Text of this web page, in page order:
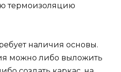
термоизоляцию
наличия основы.
можно либо выложить